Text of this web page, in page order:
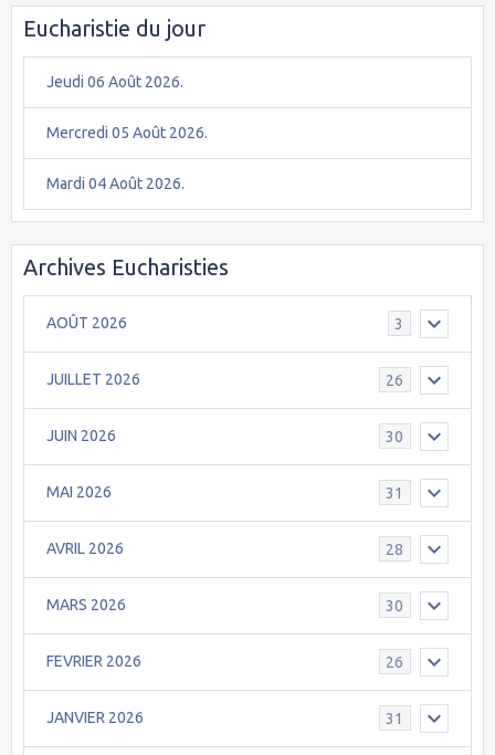
Eucharistie du jour
Jeudi 06 Août 2026.
Mercredi 05 Août 2026.
Mardi 04 Août 2026.
Archives Eucharisties
AOÛT 2026 3
JUILLET 2026 26
JUIN 2026 30
MAI 2026 31
AVRIL 2026 28
MARS 2026 30
FEVRIER 2026 26
JANVIER 2026 31